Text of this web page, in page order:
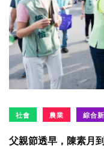
社會 農業 綜合
父親節透早，陳素月